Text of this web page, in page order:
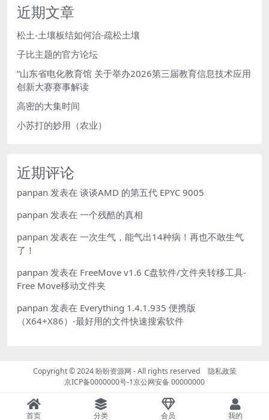
近期文章
松土-土壤板结如何治-疏松土壤
子比主题的官方论坛
“山东省电化教育馆 关于举办2026第三届教育信息技术应用
创新大赛赛事解读
高密的大集时间
小苏打的妙用（农业）
近期评论
panpan 发表在 谈谈AMD 的第五代 EPYC 9005
panpan 发表在 一个残酷的真相
panpan 发表在 一次生气，能气出14种病！再也不敢生气
了！
panpan 发表在 FreeMove v1.6 C盘软件/文件夹转移工具-
Free Move移动文件夹
panpan 发表在 Everything 1.4.1.935 便携版
（X64+X86）-最好用的文件快速搜索软件
Copyright © 2024盼盼资源网 - All rights reserved 隐私政策
京ICP备0000000号-1京公网安备 00000000
首页 分类 会员 我的